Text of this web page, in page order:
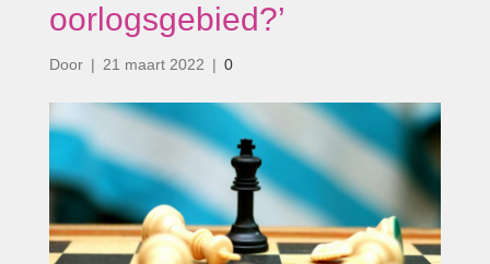
oorlogsgebied?’
Door | 21 maart 2022 | 0